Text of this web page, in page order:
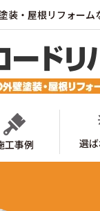
装・屋根リフォーム
工事例 選